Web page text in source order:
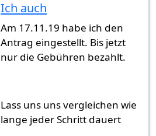
vonBill (nicht überprüft)
Ich auch
Am 17.11.19 habe ich den
Antrag eingestellt. Bis jetzt
nur die Gebühren bezahlt.
Lass uns uns vergleichen wie
lange jeder Schritt dauert